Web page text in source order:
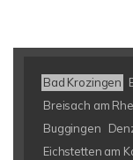
Bad Krozingen
Breisach am
Buggingen
Eichstetten am